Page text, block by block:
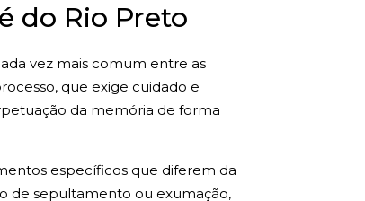
do Rio Preto
vez mais comum entre as
que exige cuidado e
da memória de forma
específicos que diferem da
de sepultamento ou exumação,